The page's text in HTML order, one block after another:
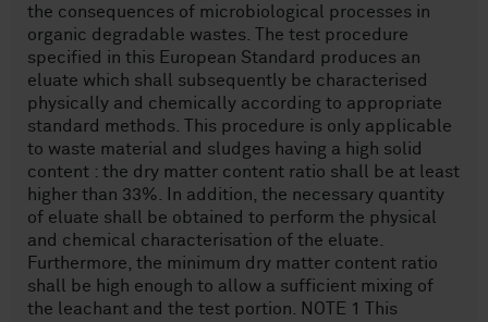
the consequences of microbiological processes in
organic degradable wastes. The test procedure
specified in this European Standard produces an
eluate which shall subsequently be characterised
physically and chemically according to appropriate
standard methods. This procedure is only applicable
to waste material and sludges having a high solid
content : the dry matter content ratio shall be at least
higher than 33%. In addition, the necessary quantity
of eluate shall be obtained to perform the physical
and chemical characterisation of the eluate.
Furthermore, the minimum dry matter content ratio
shall be high enough to allow a sufficient mixing of
the leachant and the test portion. NOTE 1 This